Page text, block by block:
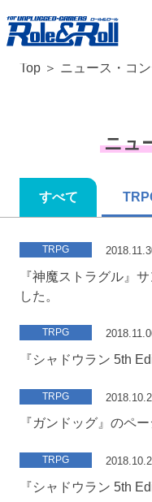
Top ニュース・コ
ニュ
すべて
TRPG
『神魔ストラグル』
した。
TRPG
『シャドウラン 5th
TRPG
『ガンドッグ』のペ
TRPG
『シャドウラン 5th